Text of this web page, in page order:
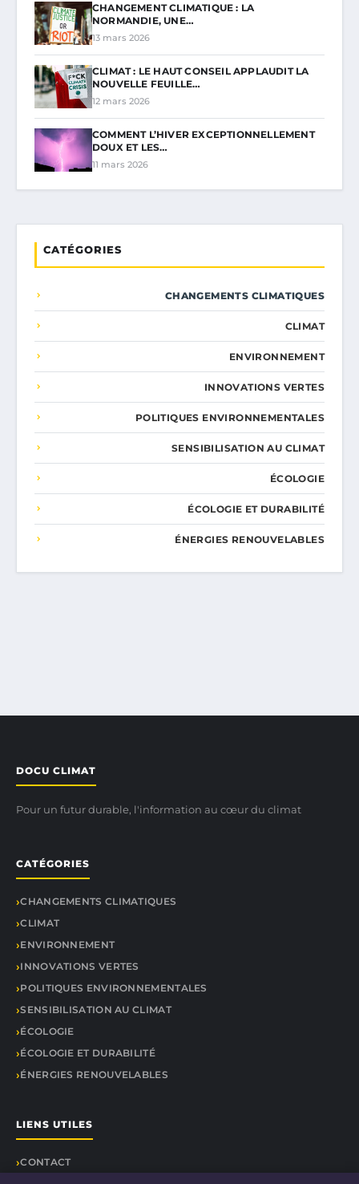
CHANGEMENT CLIMATIQUE : LA
NORMANDIE, UNE…
13 mars 2026
CLIMAT : LE HAUT CONSEIL APPLAUDIT LA
NOUVELLE FEUILLE…
12 mars 2026
COMMENT L’HIVER EXCEPTIONNELLEMENT
DOUX ET LES…
11 mars 2026
CATÉGORIES
CHANGEMENTS CLIMATIQUES
CLIMAT
ENVIRONNEMENT
INNOVATIONS VERTES
POLITIQUES ENVIRONNEMENTALES
SENSIBILISATION AU CLIMAT
ÉCOLOGIE
ÉCOLOGIE ET DURABILITÉ
ÉNERGIES RENOUVELABLES
DOCU CLIMAT
Pour un futur durable, l'information au cœur du climat
CATÉGORIES
CHANGEMENTS CLIMATIQUES
CLIMAT
ENVIRONNEMENT
INNOVATIONS VERTES
POLITIQUES ENVIRONNEMENTALES
SENSIBILISATION AU CLIMAT
ÉCOLOGIE
ÉCOLOGIE ET DURABILITÉ
ÉNERGIES RENOUVELABLES
LIENS UTILES
CONTACT